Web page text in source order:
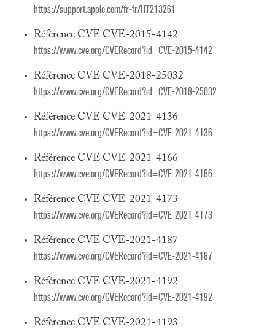
https://support.apple.com/fr-fr/HT213261
Référence CVE CVE-2015-4142
https://www.cve.org/CVERecord?id=CVE-2015-4142
Référence CVE CVE-2018-25032
https://www.cve.org/CVERecord?id=CVE-2018-25032
Référence CVE CVE-2021-4136
https://www.cve.org/CVERecord?id=CVE-2021-4136
Référence CVE CVE-2021-4166
https://www.cve.org/CVERecord?id=CVE-2021-4166
Référence CVE CVE-2021-4173
https://www.cve.org/CVERecord?id=CVE-2021-4173
Référence CVE CVE-2021-4187
https://www.cve.org/CVERecord?id=CVE-2021-4187
Référence CVE CVE-2021-4192
https://www.cve.org/CVERecord?id=CVE-2021-4192
Référence CVE CVE-2021-4193